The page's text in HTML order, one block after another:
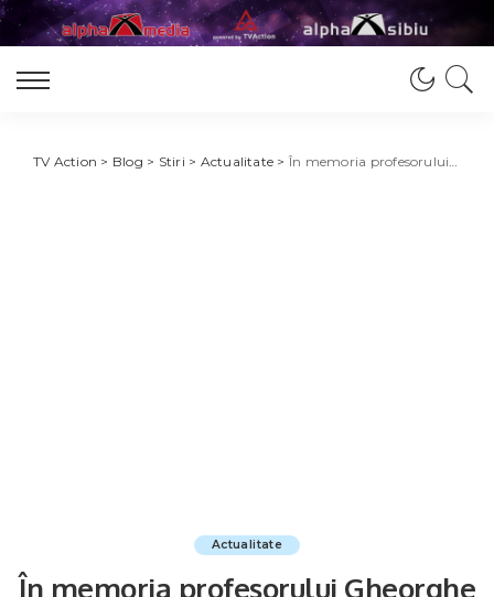
TV Action > Blog > Stiri > Actualitate > În memoria profesorului Gheorghe Mencinicopschi: Senatul Științific aduce în atenția publicului lucrarea „Crezi că știi să trăiești? Alimentația și longevitatea. O nouă abordare holistică”
Actualitate
În memoria profesorului Gheorghe